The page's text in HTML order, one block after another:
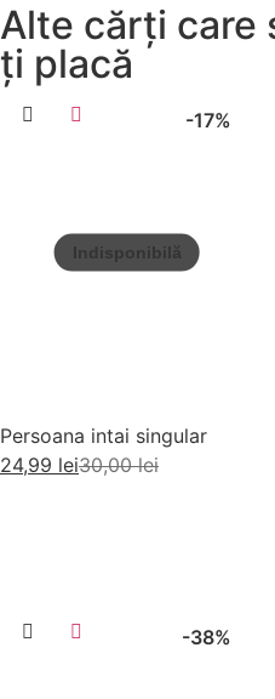
Alte cărți care
ți placă
-17%
Persoana intai singular
30,00lei
24,99 lei
-38%